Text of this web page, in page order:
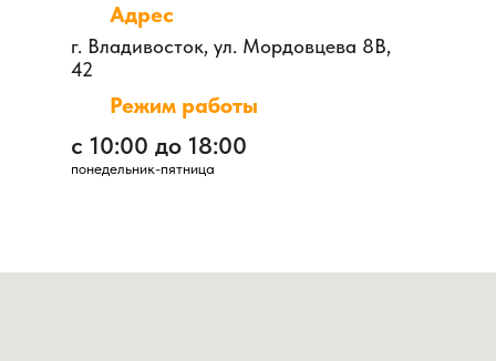
Адрес
Режим работы
г. Владивосток, ул. Мордовцева 8В,
42
с 10:00 до 18:00
понедельник-пятница